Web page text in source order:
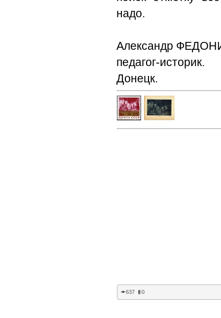
надо.
Александр
педагог-историк.
Донецк.
637 0